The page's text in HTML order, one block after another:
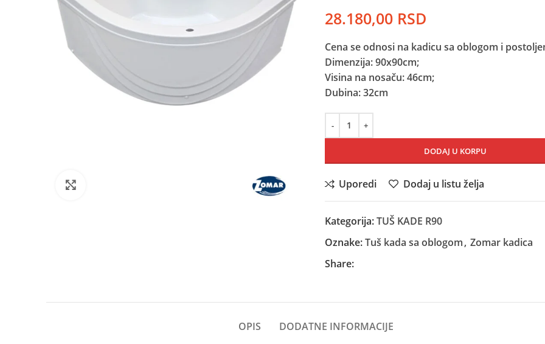
28.180,00 RSD
Cena se odnosi na kadicu sa oblogom i
Dimenzija: 90x90cm;
Visina na nosaču: 46cm;
Dubina: 32cm
DODAJ U KORPU
Uporedi Dodaj u listu želja
Kategorija:TUŠ KADE R90
Oznake:Tuš kada sa oblogom, Zomar kadica
Share:
OPIS DODATNE INFORMACIJE